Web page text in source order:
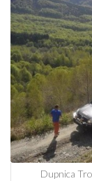
Dupnica